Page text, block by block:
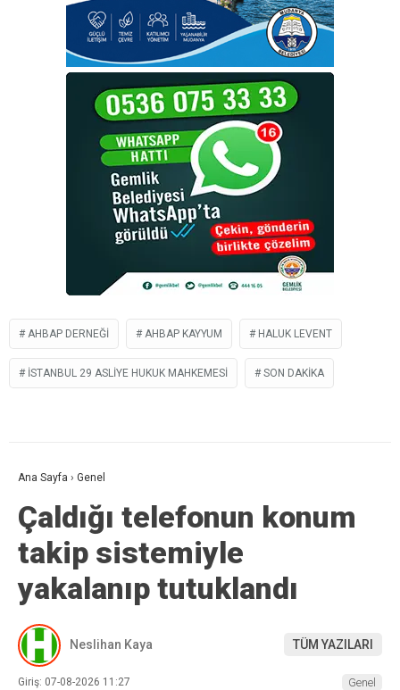
AHBAP DERNEĞI AHBAP KAYYUM HALUK LEVENT
İSTANBUL 29 ASLIYE HUKUK MAHKEMESI SON DAKIKA
Ana Sayfa › Genel
Çaldığı telefonun konum
takip sistemiyle
yakalanıp tutuklandı
Neslihan Kaya TÜM YAZILARI
Giriş: 07-08-2026 11:27
Genel